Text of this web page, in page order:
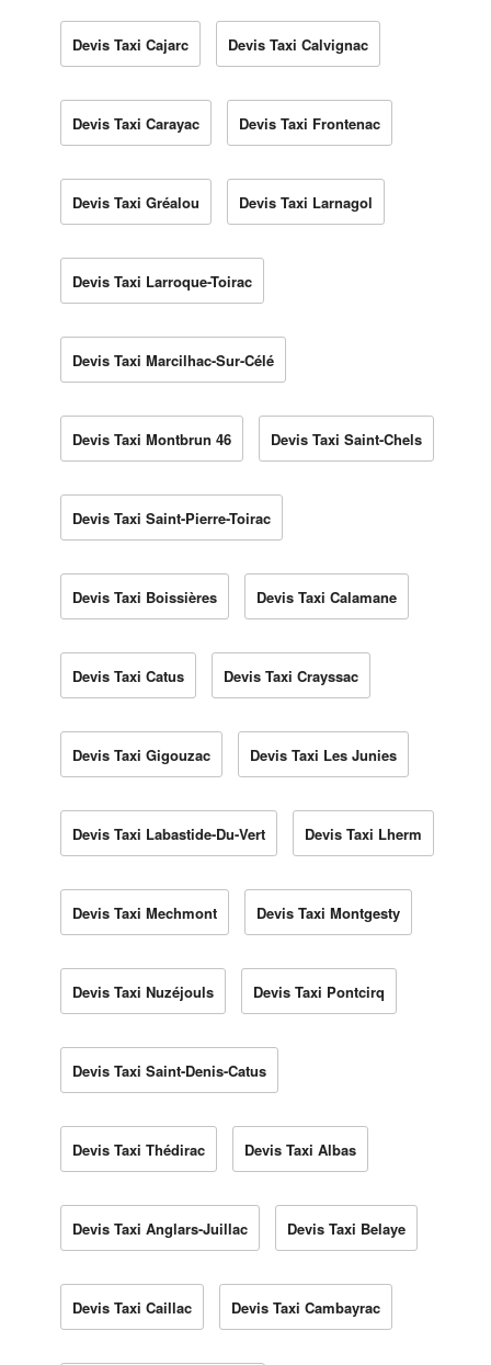
Devis Taxi Cajarc Devis Taxi Calvignac
Devis Taxi Carayac Devis Taxi Frontenac
Devis Taxi Gréalou Devis Taxi Larnagol
Devis Taxi Larroque-Toirac
Devis Taxi Marcilhac-Sur-Célé
Devis Taxi Montbrun 46 Devis Taxi Saint-Chels
Devis Taxi Saint-Pierre-Toirac
Devis Taxi Boissières Devis Taxi Calamane
Devis Taxi Catus Devis Taxi Crayssac
Devis Taxi Gigouzac Devis Taxi Les Junies
Devis Taxi Labastide-Du-Vert Devis Taxi Lherm
Devis Taxi Mechmont Devis Taxi Montgesty
Devis Taxi Nuzéjouls Devis Taxi Pontcirq
Devis Taxi Saint-Denis-Catus
Devis Taxi Thédirac Devis Taxi Albas
Devis Taxi Anglars-Juillac Devis Taxi Belaye
Devis Taxi Caillac Devis Taxi Cambayrac